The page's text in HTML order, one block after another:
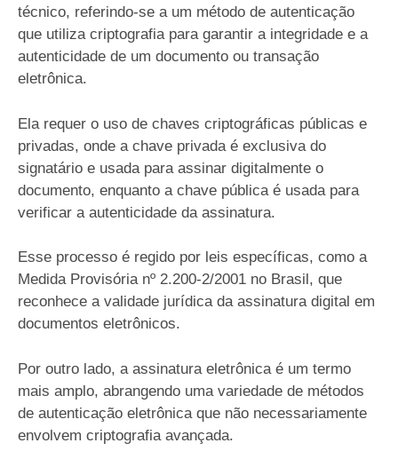
técnico, referindo-se a um método de autenticação
que utiliza criptografia para garantir a integridade e a
autenticidade de um documento ou transação
eletrônica.
Ela requer o uso de chaves criptográficas públicas e
privadas, onde a chave privada é exclusiva do
signatário e usada para assinar digitalmente o
documento, enquanto a chave pública é usada para
verificar a autenticidade da assinatura.
Esse processo é regido por leis específicas, como a
Medida Provisória nº 2.200-2/2001 no Brasil, que
reconhece a validade jurídica da assinatura digital em
documentos eletrônicos.
Por outro lado, a assinatura eletrônica é um termo
mais amplo, abrangendo uma variedade de métodos
de autenticação eletrônica que não necessariamente
envolvem criptografia avançada.